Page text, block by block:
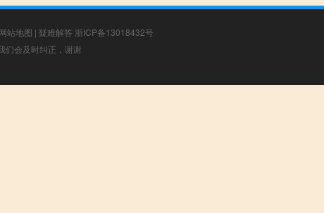
网站地图 | 疑难解答 浙ICP备13018432号
们会及时纠正，谢谢